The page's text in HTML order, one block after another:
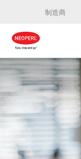
制造商